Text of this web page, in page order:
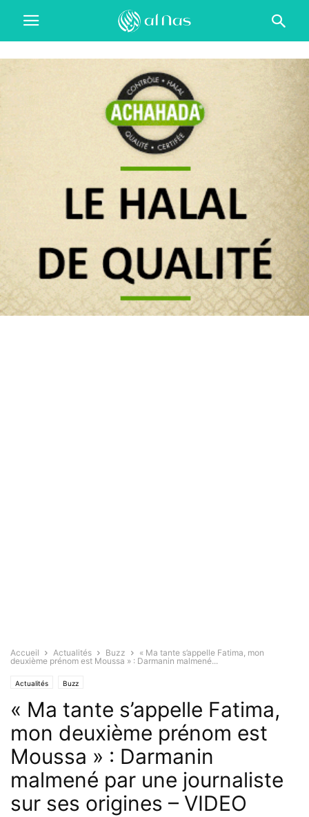
Accueil Actualités Buzz
« Ma tante s’appelle Fatima, mon
deuxième prénom est Moussa » : Darmanin malmené...
Actualités Buzz
« Ma tante s’appelle Fatima,
mon deuxième prénom est
Moussa » : Darmanin
malmené par une journaliste
sur ses origines – VIDEO